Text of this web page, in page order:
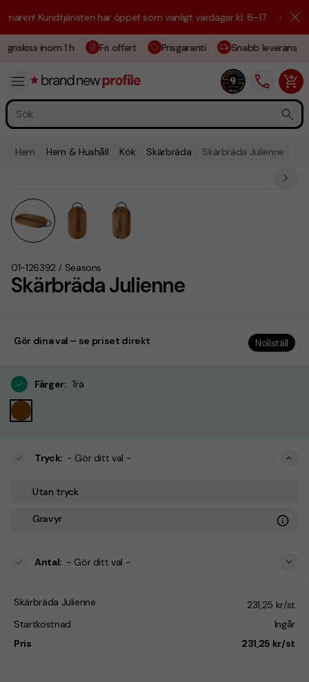
Kundtjänsten har öppet som vanligt vardagar kl. 8–17. ☀️ Vi är
inom 1 h Fri offert Prisgaranti Snabb leverans
Hem Hem & Hushåll Kök Skärbräda Skärbräda Julienne
Skärbräda Julienne
01-126392 / Seasons
Gör dina val – se priset direkt Nollställ
Färger: Trä
Tryck: - Gör ditt val -
Utan tryck
Gravyr
Antal: - Gör ditt val -
Skärbräda Julienne
231,25 kr/st
Startkostnad
Ingår
Pris
231,25 kr/st